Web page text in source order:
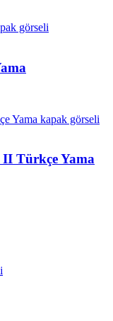
Türkçe Yama